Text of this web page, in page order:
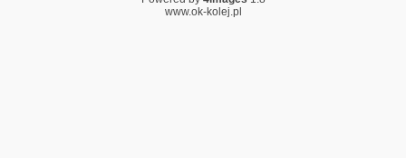
www.ok-kolej.pl